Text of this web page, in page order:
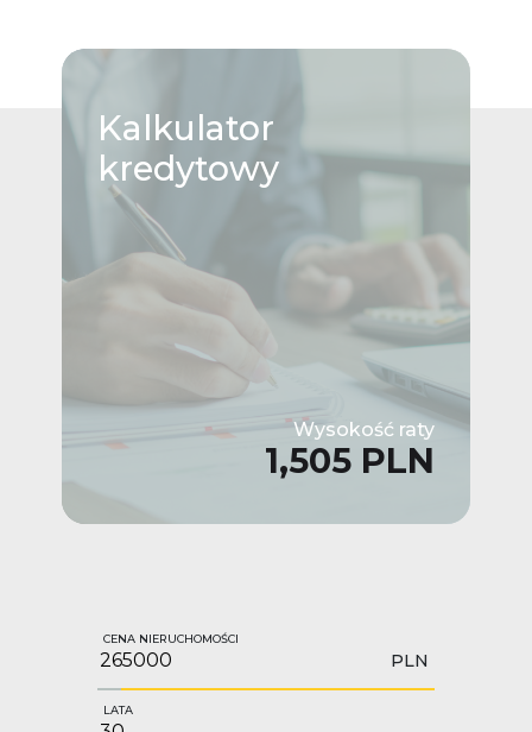
Kalkulator
kredytowy
Wysokość raty
1,505 PLN
CENA NIERUCHOMOŚCI
PLN
LATA